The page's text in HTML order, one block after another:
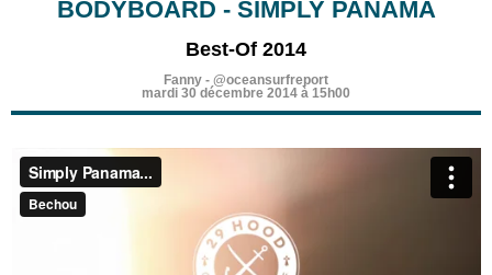
BODYBOARD - SIMPLY PANAMA
Best-Of 2014
Fanny - @oceansurfreport
mardi 30 décembre 2014 à 15h00